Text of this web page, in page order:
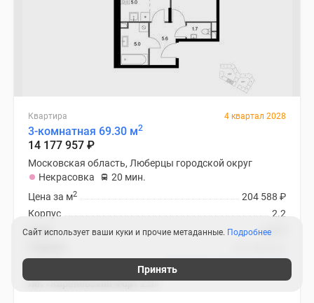
Квартира 4 квартал 2028
3-комнатная 69.30 м2
14 177 957 ₽
Московская область, Люберцы городской округ
Некрасовка
20 мин.
204 588 ₽
Цена за м2
2.2
Корпус
1 из 3
Этаж
ЖК «Коренёвский Форт 2.3»
Сайт использует ваши куки и прочие метаданные. Подробнее
Принять